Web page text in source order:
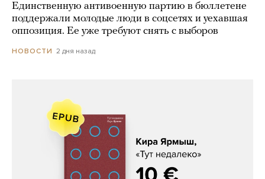
Единственную антивоенную партию в бюллетене
поддержали молодые люди в соцсетях и уехавшая
оппозиция. Ее уже требуют снять с выборов
НОВОСТИ 2 дня назад